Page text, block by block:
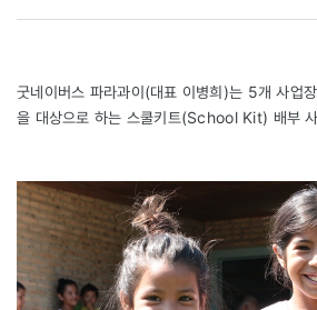
굿네이버스 파라과이(대표 이병희)는 5개 사업
을 대상으로 하는 스쿨키트(School Kit) 배부